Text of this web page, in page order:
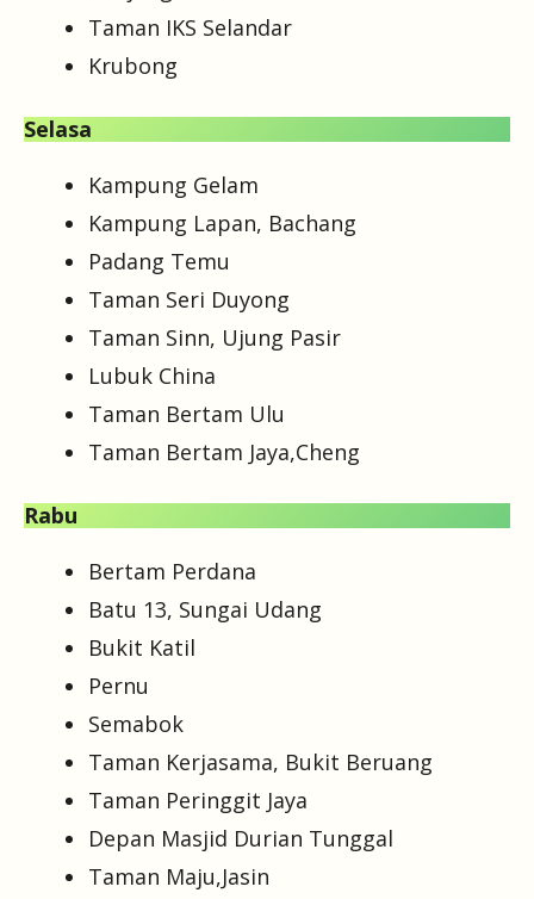
Taman IKS Selandar
Krubong
Selasa
Kampung Gelam
Kampung Lapan, Bachang
Padang Temu
Taman Seri Duyong
Taman Sinn, Ujung Pasir
Lubuk China
Taman Bertam Ulu
Taman Bertam Jaya,Cheng
Rabu
Bertam Perdana
Batu 13, Sungai Udang
Bukit Katil
Pernu
Semabok
Taman Kerjasama, Bukit Beruang
Taman Peringgit Jaya
Depan Masjid Durian Tunggal
Taman Maju,Jasin